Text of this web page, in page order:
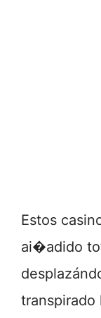
Estos
ai�adido
transpirado